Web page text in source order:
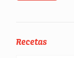
Recetas